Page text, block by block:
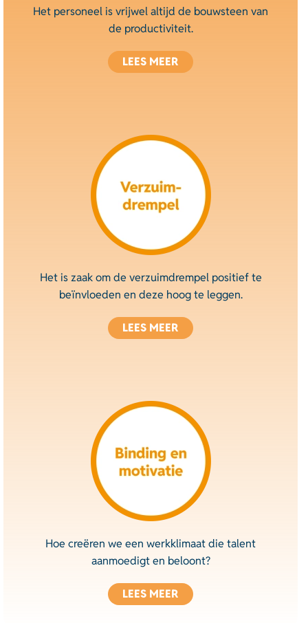
Het personeel is vrijwel altijd de bouwsteen van
de productiviteit.
LEES MEER
Het is zaak om de verzuimdrempel positief te
beïnvloeden en deze hoog te leggen.
LEES MEER
Hoe creëren we een werkklimaat die talent
aanmoedigt en beloont?
LEES MEER